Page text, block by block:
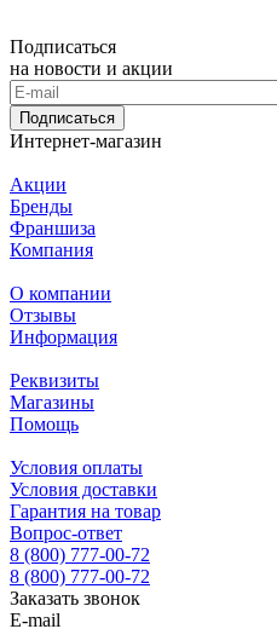
Подписаться
на новости и акции
Подписаться
Интернет-магазин
Акции
Бренды
Франшиза
Компания
О компании
Отзывы
Информация
Реквизиты
Магазины
Помощь
Условия оплаты
Условия доставки
Гарантия на товар
Вопрос-ответ
8 (800) 777-00-72
8 (800) 777-00-72
Заказать звонок
E-mail